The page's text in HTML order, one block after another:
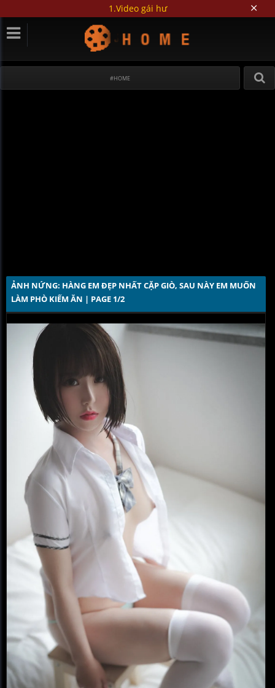
#HOME
ẢNH NỨNG: HÀNG EM ĐẸP NHẤT CẶP GIÒ, SAU NÀY EM MUỐN
LÀM PHÒ KIẾM ĂN | PAGE 1/2
1.Video gái hư